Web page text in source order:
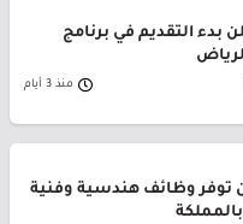
بدء التقديم في برنامج
منذ 3 أيام
توفر وظائف هندسية وفنية